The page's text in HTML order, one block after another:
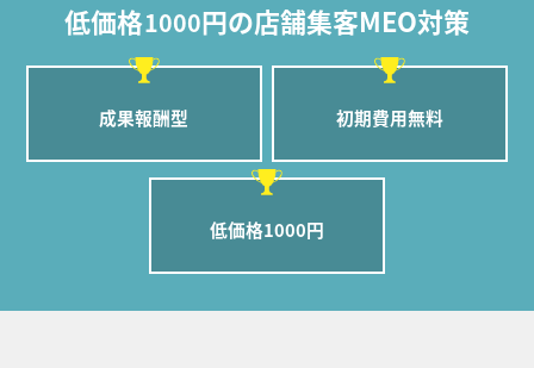
低価格1000円の店舗集客MEO対策
成果報酬型 初期費用無料
低価格1000円